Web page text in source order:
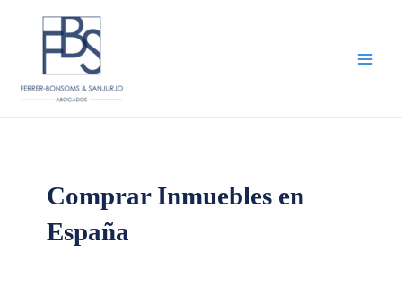
contenido
Comprar Inmuebles en
España